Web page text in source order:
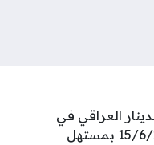
العراقي في
السوق الموازية اليوم الاثنين 15/6/2026 بمستهل